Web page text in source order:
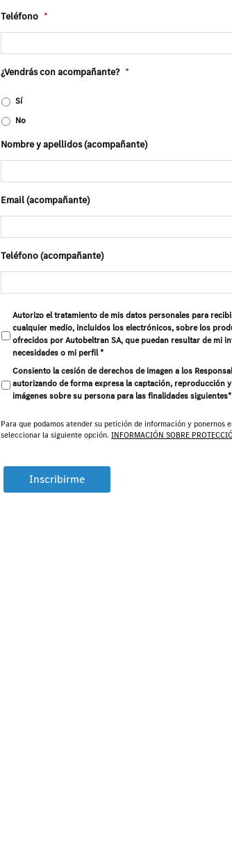
Teléfono *
¿Vendrás con acompañante? *
Sí
No
Nombre y apellidos (acompañante)
Email (acompañante)
Teléfono (acompañante)
Autorizo el tratamiento de mis datos personales para
cualquier medio, incluidos los electrónicos, sobre los
ofrecidos por Autobeltran SA, que puedan resultar de mi
necesidades o mi perfil *
Consiento la cesión de derechos de imagen a los
autorizando de forma expresa la captación, reproducción
imágenes sobre su persona para las finalidades siguientes*
Para que podamos atender su petición de información y ponernos
seleccionar la siguiente opción.INFORMACIÓN SOBRE
Inscribirme